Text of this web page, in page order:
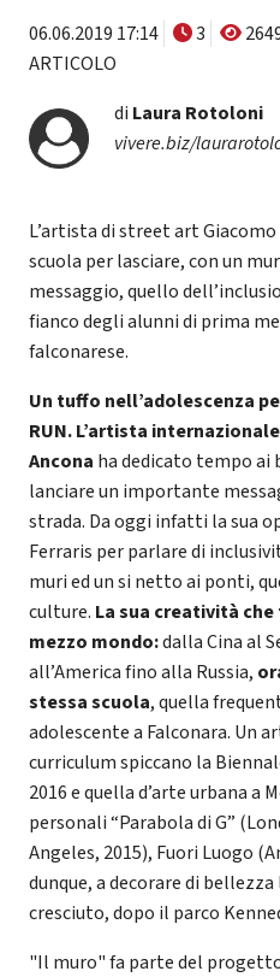
06.06.2019 17:14 3
ARTICOLO
di Laura Rotoloni
vivere.biz/
L’artista di street art
scuola per lasciare, con un
messaggio, quello
fianco degli alunni di prima
falconarese.
Un tuffo nell’adolescenza
RUN. L’artista
Ancona ha dedicato tempo ai
lanciare un importante
strada. Da oggi infatti la sua
Ferraris per parlare di
muri ed un si netto ai ponti,
culture. La sua creatività
mezzo mondo:dalla Cina al
all’America fino alla Russia,
stessa scuola, quella
adolescente a Falconara. Un
curriculum spiccano la
2016 e quella d’arte urbana a
personali “Parabola di G”
Angeles, 2015), Fuori Luogo
dunque, a decorare di
cresciuto, dopo il parco
"Il muro" fa parte del